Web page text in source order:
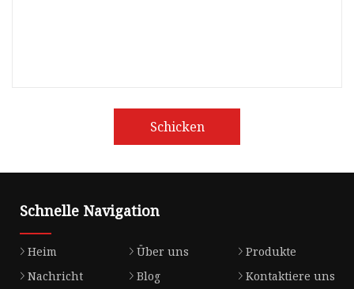
Schicken
Schnelle Navigation
Heim Über uns
Produkte
Nachricht
Blog
Kontaktiere uns